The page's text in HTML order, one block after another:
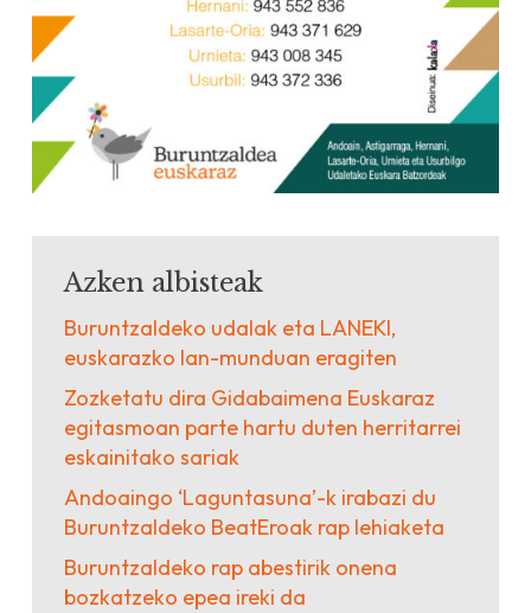
Azken albisteak
Buruntzaldeko udalak eta LANEKI,
euskarazko lan-munduan eragiten
Zozketatu dira Gidabaimena Euskaraz
egitasmoan parte hartu duten herritarrei
eskainitako sariak
Andoaingo ‘Laguntasuna’-k irabazi du
Buruntzaldeko BeatEroak rap lehiaketa
Buruntzaldeko rap abestirik onena
bozkatzeko epea ireki da